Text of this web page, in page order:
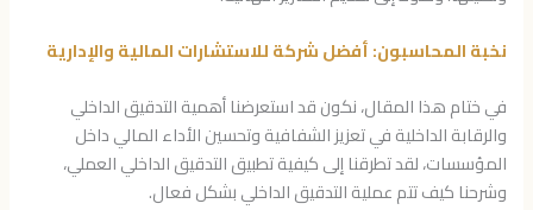
نخبة المحاسبون: أفضل شركة للاستشارات المالية والإدارية
في ختام هذا المقال، نكون قد استعرضنا أهمية التدقيق الداخلي
والرقابة الداخلية في تعزيز الشفافية وتحسين الأداء المالي داخل
المؤسسات، لقد تطرقنا إلى كيفية تطبيق التدقيق الداخلي العملي،
وشرحنا كيف تتم عملية التدقيق الداخلي بشكل فعال.